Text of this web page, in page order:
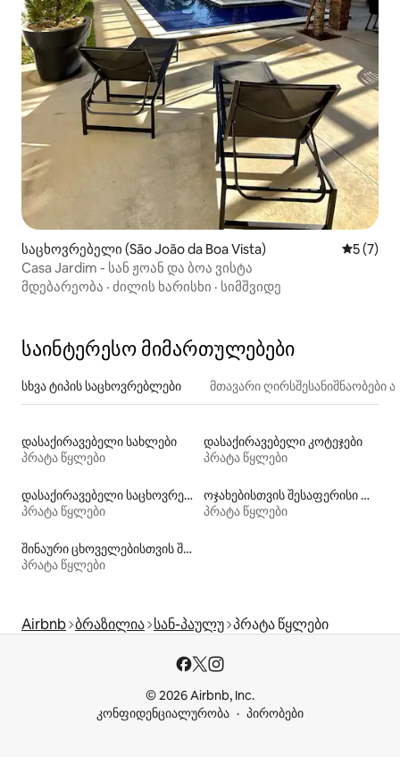
საცხოვრებელი (São João da Boa Vista)
5 (7)
Casa Jardim - სან ჟოან და ბოა ვისტა
მდებარეობა · ძილის ხარისხი · სიმშვიდე
საინტერესო მიმართულებები
სხვა ტიპის საცხოვრებლები მთავარი
დასაქირავებელი სახლები
პრატა წყლები
დასაქირავებელი კოტეჯები
პრატა წყლები
დასაქირავებელი საცხოვრებლები აუზებით
პრატა წყლები
ოჯახებისთვის შესაფერისი დასაქირავებელი საცხოვრებლები
პრატა წყლები
შინაური ცხოველებისთვის შესაფერისი დასაქირავებელი საცხოვრებლები
პრატა წყლები
Airbnb ბრაზილია სან-პაულუ პრატა წყლები
© 2026 Airbnb, Inc.
კონფიდენციალურობა
პირობები